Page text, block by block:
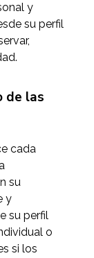
y
su perfil
de las
cada
su
y
su perfil
o
si los